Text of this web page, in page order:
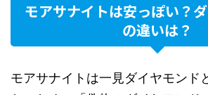
モアサナイトは安っぽい？
の違いは？
モアサナイトは一見ダイヤモンド